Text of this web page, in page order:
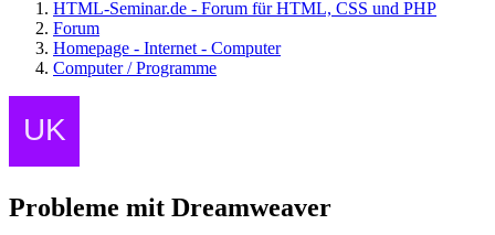
HTML-Seminar.de - Forum für HTML, CSS und PHP
Forum
Homepage - Internet - Computer
Computer / Programme
Probleme mit Dreamweaver